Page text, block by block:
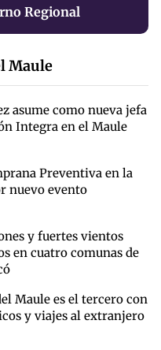
Regional
Maule
asume como nueva jefa
Integra en el Maule
Preventiva en la
nuevo evento
y fuertes vientos
en cuatro comunas de
Maule es el tercero con
y viajes al extranjero